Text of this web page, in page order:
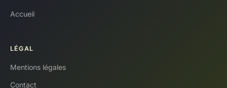
Accueil
LÉGAL
Mentions légales
Contact